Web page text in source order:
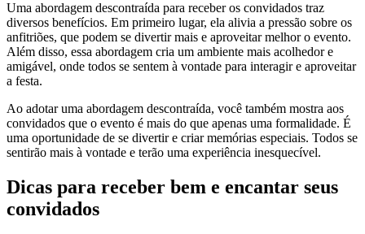
Uma abordagem descontraída para receber os convidados traz
diversos benefícios. Em primeiro lugar, ela alivia a pressão sobre os
anfitriões, que podem se divertir mais e aproveitar melhor o evento.
Além disso, essa abordagem cria um ambiente mais acolhedor e
amigável, onde todos se sentem à vontade para interagir e aproveitar
a festa.
Ao adotar uma abordagem descontraída, você também mostra aos
convidados que o evento é mais do que apenas uma formalidade. É
uma oportunidade de se divertir e criar memórias especiais. Todos se
sentirão mais à vontade e terão uma experiência inesquecível.
Dicas para receber bem e encantar seus
convidados